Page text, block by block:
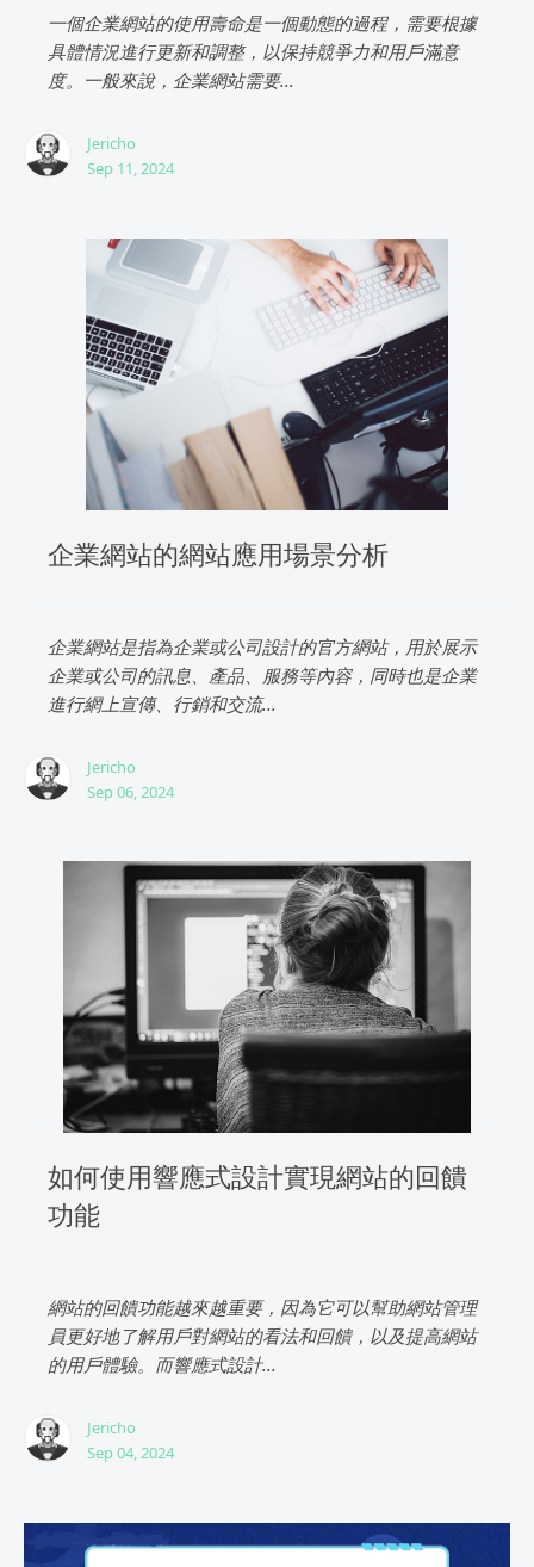
一個企業網站的使用壽命是一個動態的過程，需要根據
具體情況進行更新和調整，以保持競爭力和用戶滿意
度。一般來說，企業網站需要...
Jericho
Sep 11, 2024
企業網站的網站應用場景分析
企業網站是指為企業或公司設計的官方網站，用於展示
企業或公司的訊息、產品、服務等內容，同時也是企業
進行網上宣傳、行銷和交流...
Jericho
Sep 06, 2024
如何使用響應式設計實現網站的回饋
功能
網站的回饋功能越來越重要，因為它可以幫助網站管理
員更好地了解用戶對網站的看法和回饋，以及提高網站
的用戶體驗。而響應式設計...
Jericho
Sep 04, 2024